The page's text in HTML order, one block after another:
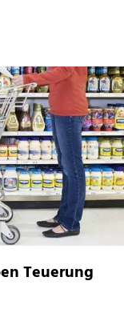
Teuerung